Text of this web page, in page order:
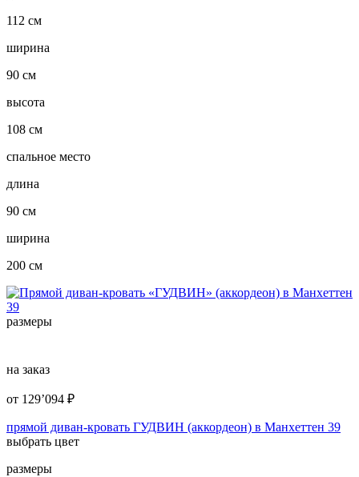
112 см
ширина
90 см
высота
108 см
спальное место
длина
90 см
ширина
200 см
размеры
на заказ
от 129’094 ₽
прямой диван-кровать ГУДВИН (аккордеон) в Манхеттен 39
выбрать цвет
размеры